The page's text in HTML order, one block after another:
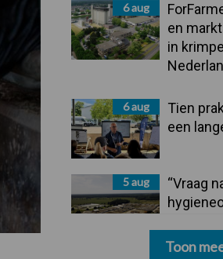
6 aug
en
in
6 aug
Tien
een
5 aug
“Vraag
Toon